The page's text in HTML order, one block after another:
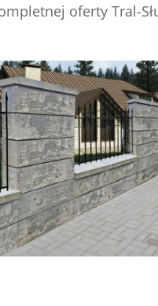
oferty Tral-